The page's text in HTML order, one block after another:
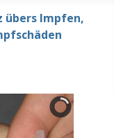
übers Impfen,